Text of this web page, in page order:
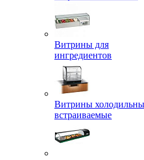
Витрины для
ингредиентов
Витрины
встраиваемые